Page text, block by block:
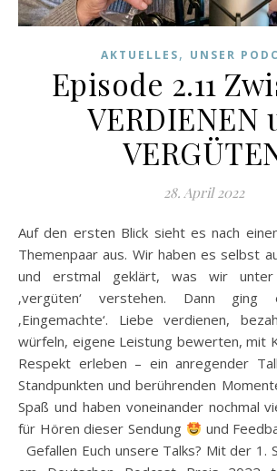
AKTUELLES, UNSER
Episode 2.11
VERDIENEN
28. April 2022
Auf den ersten Blick sieht es nach einem ungewöhnlichen
Themenpaar aus. Wir haben es selbst
und erstmal geklärt, was wir unter
‚vergüten‘ verstehen. Dann
‚Eingemachte‘. Liebe verdienen,
würfeln, eigene Leistung bewerten, mit
Respekt erleben – ein anregender
Standpunkten und berührenden
Spaß und haben voneinander nochmal
für Hören dieser Sendung
und
Gefallen Euch unsere Talks? Mit der 1.